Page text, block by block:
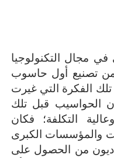
في مجال التكنولوجيا
تمكن من تصنيع أول حاسوب
الفكرة التي غيرت
الحواسيب قبل تلك
التكلفة؛ فكان
والمؤسسات الكبرى
من الحصول على